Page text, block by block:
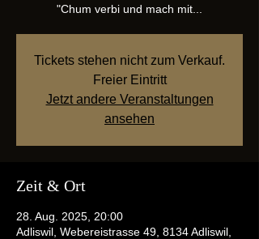
"Chum verbi und mach mit...
Tickets stehen nicht zum Verkauf.
Freier Eintritt
Jetzt andere Veranstaltungen
ansehen
Zeit & Ort
28. Aug. 2025, 20:00
Adliswil, Webereistrasse 49, 8134 Adliswil,